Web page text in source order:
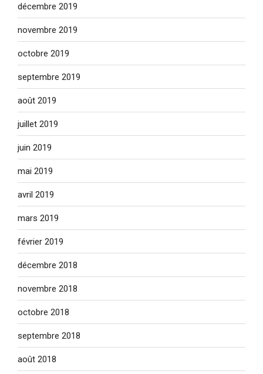
décembre 2019
novembre 2019
octobre 2019
septembre 2019
août 2019
juillet 2019
juin 2019
mai 2019
avril 2019
mars 2019
février 2019
décembre 2018
novembre 2018
octobre 2018
septembre 2018
août 2018